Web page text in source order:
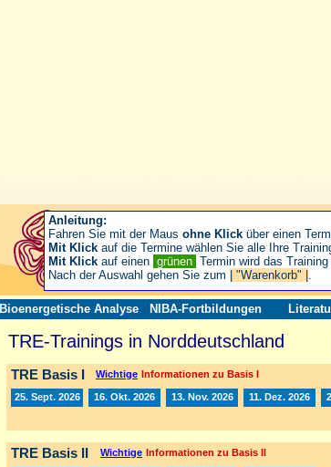
Bioenergetische Analyse NIBA-Fortbildungen
TRE-Trainings in Norddeutschland
TRE Basis I Wichtige Informationen zu Basis I
25. Sept. 2026 16. Okt. 2026 13. Nov. 2026 11. Dez. 2026
TRE Basis II Wichtige Informationen zu Basis II
Anleitung:
Fahren Sie mit der Maus ohne Klick über einen
Mit Klick auf die Termine wählen Sie alle Ihre
Mit Klick auf einen grünen Termin wird das
Nach der Auswahl gehen Sie zum
| "Warenkorb" | .